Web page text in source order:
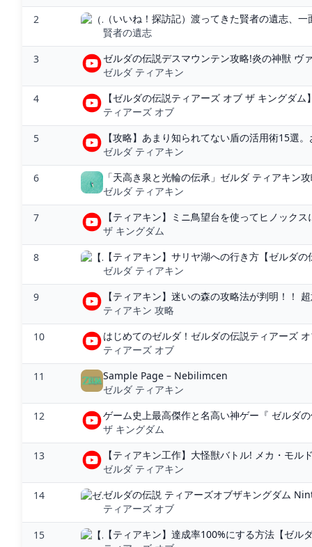
2
（いいね！探訪記）渡ってきた賢者の遺志
賢者の遺志
3
ゼルダの伝説デスマウンテン攻略!炎の神獣 ヴ
ゼルダ ティアキン
4
【ゼルダの伝説ティアーズ オブ ザ キングダ
ティアーズ オブ
5
【攻略】あまり知られてない盾の活用術15選
ゼルダ ティアキン
6
「天高き泉と光輪の伝承」ゼルダ ティアキン
ゼルダ ティアキン
7
【ティアキン】ミニ鳥望台を使ってヒノック
ザ キングダム
8
【ティアキン】サリヤ湖への行き方【ゼルダ
ゼルダ ティアキン
9
【ティアキン】迷いの森の攻略法が判明！！
ティアキン 攻略
10
はじめてのゼルダ！ゼルダの伝説ティアーズ
ティアーズ オブ
11
Sample Page – Nebilimcen
ゼルダ ティアキン
12
ゲーム史上最高傑作と名高い神ゲー『 ゼルダ
ザ キングダム
13
【ティアキン工作】大怪獣バトル! メカ・モル
ゼルダ ティアキン
14
ゼルダの伝説 ティアーズオブザキングダム
ティアーズ オブ
15
【ティアキン】達成率100%にする方法【ゼ